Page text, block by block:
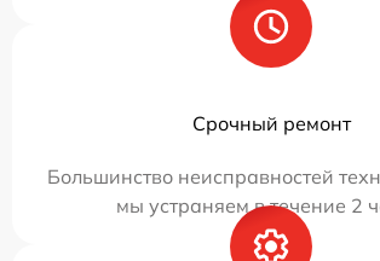
Срочный ремонт
Большинство неисправностей
мы устраняем в течение 2